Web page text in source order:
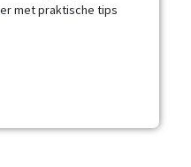
met praktische tips